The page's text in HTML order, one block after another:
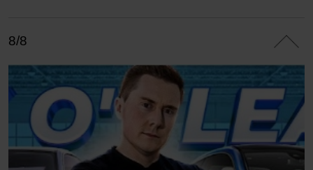
8/8